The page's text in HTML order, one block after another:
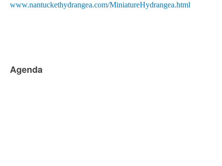
www.nantuckethydrangea.com/MiniatureHydrangea.html
Agenda